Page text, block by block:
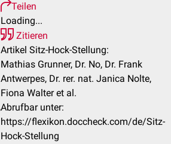
Teilen
Loading...
Zitieren
Artikel Sitz-Hock-Stellung:
Mathias Grunner, Dr. No, Dr. Frank
Antwerpes, Dr. rer. nat. Janica Nolte,
Fiona Walter et al.
Abrufbar unter:
https://flexikon.doccheck.com/de/Sitz-
Hock-Stellung